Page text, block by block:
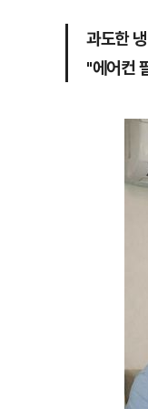
과도한
"에어컨